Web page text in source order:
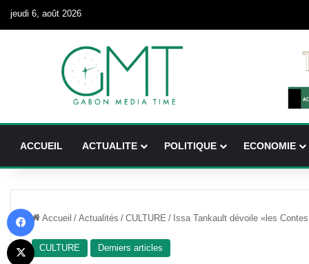
jeudi 6, août 2026
ACCUEIL ACTUALITE POLITIQUE ECONOMIE
Accueil / Actualités / CULTURE / Issa Tankault dévoile «les
CULTURE Derniers articles
X